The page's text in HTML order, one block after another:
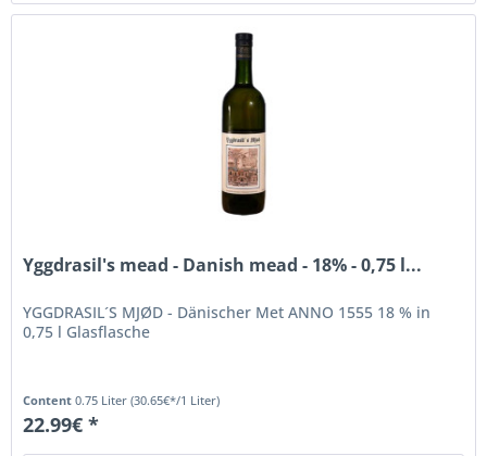
Yggdrasil's mead - Danish mead - 18% - 0,75 l...
YGGDRASIL´S MJØD - Dänischer Met ANNO 1555 18 % in
0,75 l Glasflasche
Content0.75 Liter(30.65€*/1 Liter)
22.99€ *